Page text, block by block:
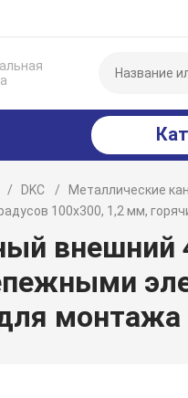
DKC Металлические
100х300, 1,2 мм,
внешний
монтажа